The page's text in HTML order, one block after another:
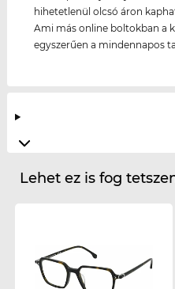
hihetetlenül olcsó áron
Ami más online boltokban a
egyszerűen a mindennapos
Lehet ez is fog